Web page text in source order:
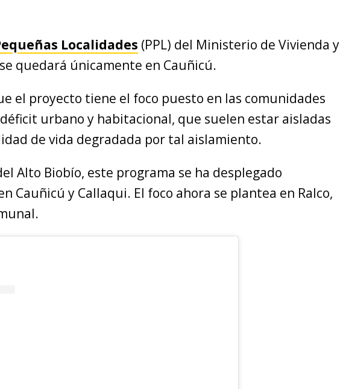
Localidades (PPL) del Ministerio de Vivienda y
quedará únicamente en Cauñicú.
el proyecto tiene el foco puesto en las comunidades
urbano y habitacional, que suelen estar aisladas
de vida degradada por tal aislamiento.
Alto Biobío, este programa se ha desplegado
Cauñicú y Callaqui. El foco ahora se plantea en Ralco,